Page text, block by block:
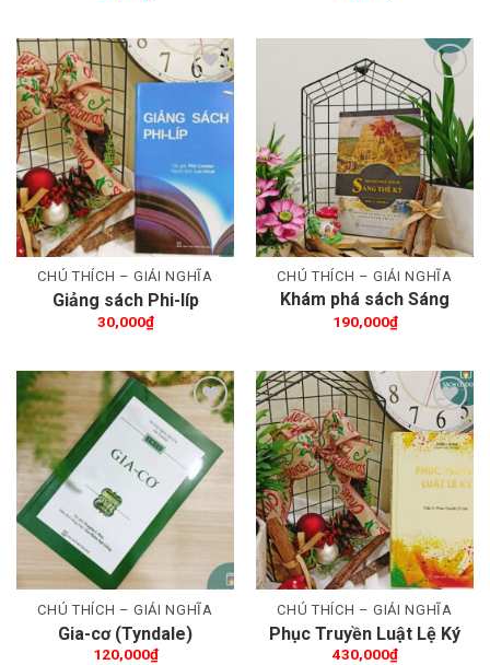
Thêm wishlist
CHÚ THÍCH – GIẢI NGHĨA
Giảng sách Phi-líp
30,000₫
Thêm wishlist
CHÚ THÍCH – GIẢI NGHĨA
Khám phá sách Sáng
Thế Ký
190,000₫
Thêm wishlist
CHÚ THÍCH – GIẢI NGHĨA
Gia-cơ (Tyndale)
120,000₫
Thêm wishlist
CHÚ THÍCH – GIẢI NGHĨA
Phục Truyền Luật Lệ Ký
430,000₫